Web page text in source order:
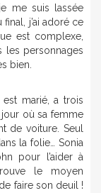
me suis lassée
j’ai adoré ce
est complexe,
les personnages
bien.
marié, a trois
jour où sa femme
de voiture. Seul
la folie… Sonia
pour l’aider à
le moyen
faire son deuil !